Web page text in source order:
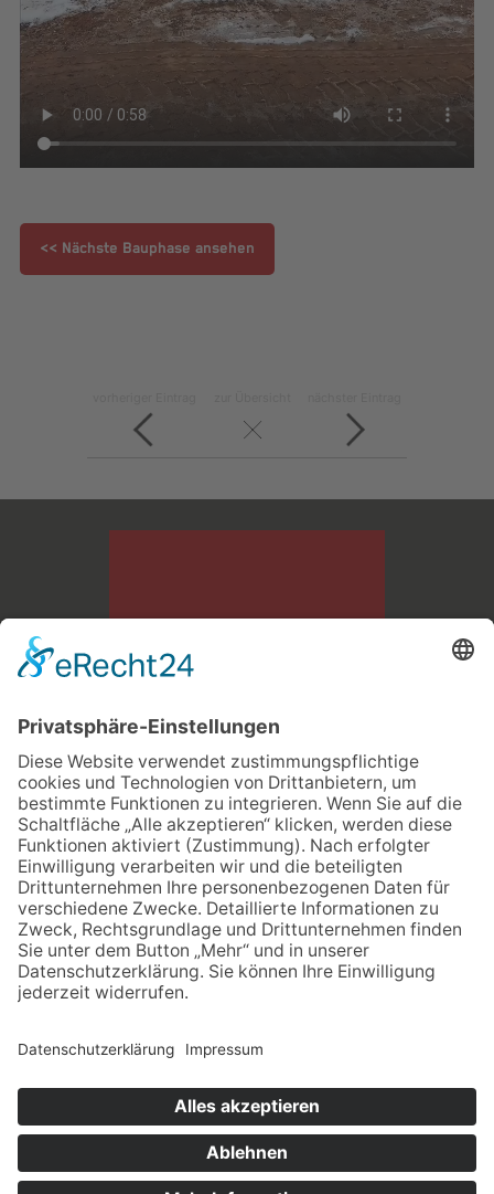
<< Nächste Bauphase ansehen
Bau- und Transportgesellschaft LINDNER mbH
Dresdner Str. 126 A
09337 Hohenstein - Ernstthal
IMPRESSUM
DATENSCHUTZERKLÄRUNG